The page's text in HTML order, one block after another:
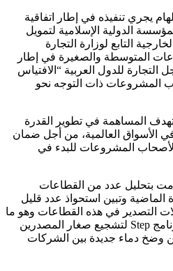
يجري تنفيذه في إطار اتفاقية
الدولية الإسلامية لتمويل
التابع لوزارة التجارة
المتوسطة والصغيرة في إطار
التجارة للدول العربية “الافتياس
المشروعات ذات التوجه نحو
المساهمة في تطوير القدرة
الأسواق العالمية، من أجل ضمان
لأصحاب المشروعات للبدء في
بتحليل عدد من القطاعات
الماضية وتبين استحواذ عدد قليل
التصدير في هذه القطاعات وهو ما
يؤكد أهمية إقامة برامج مثل برنامج Step لتشجيع صغار المصدرين
وضخ دماء جديدة بين الشركات